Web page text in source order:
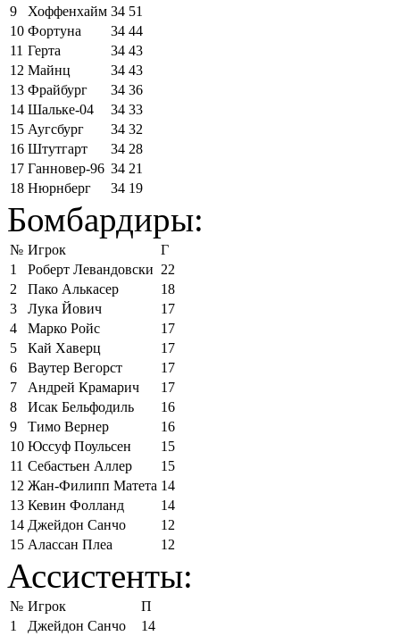
9
Хоффенхайм 34 51
10 Фортуна 34 44
11 Герта 34 43
12 Майнц 34 43
13 Фрайбург 34 36
14 Шальке-04 34 33
15 Аугсбург 34 32
16 Штутгарт 34 28
17 Ганновер-96 34 21
18 Нюрнберг 34 19
Бомбардиры:
№ Игрок
Г
1
Роберт Левандовски 22
2
Пако Алькасер
18
3
Лука Йович
17
4
Марко Ройс
17
5
Кай Хаверц
17
6
Ваутер Вегорст
17
7
Андрей Крамарич
17
8
Исак Бельфодиль
16
9
Тимо Вернер
16
10 Юссуф Поульсен
15
11 Себастьен Аллер
15
12 Жан-Филипп Матета 14
13 Кевин Фолланд
14
14 Джейдон Санчо
12
15 Алассан Плеа 12
Ассистенты:
№ Игрок
П
1
Джейдон Санчо
14